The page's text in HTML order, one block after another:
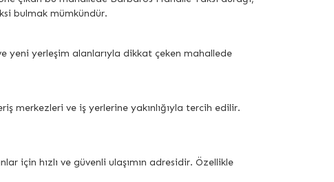
bulmak mümkündür.
yeni yerleşim alanlarıyla dikkat çeken mahallede
merkezleri ve iş yerlerine yakınlığıyla tercih edilir.
için hızlı ve güvenli ulaşımın adresidir. Özellikle